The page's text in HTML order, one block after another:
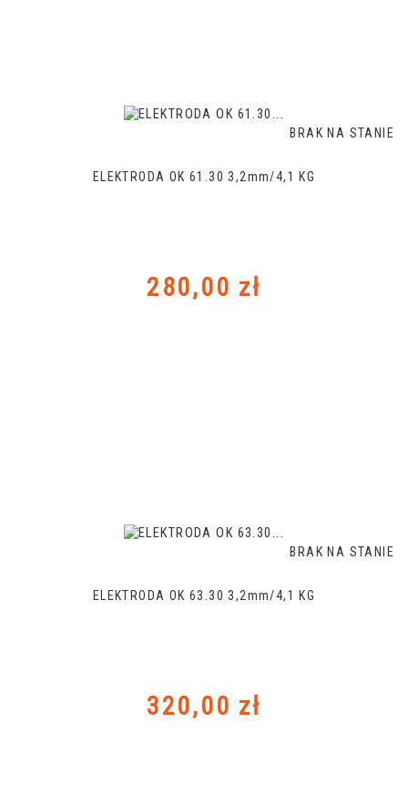
BRAK NA STANIE
ELEKTRODA OK 61.30 3,2mm/4,1 KG
Cena
280,00 zł
BRAK NA STANIE
ELEKTRODA OK 63.30 3,2mm/4,1 KG
Cena
320,00 zł